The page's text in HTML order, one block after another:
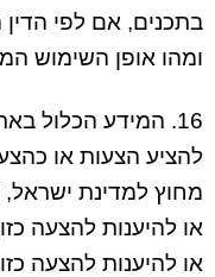
בתכנים, אם לפי
ומהו אופן השימוש
16. המידע הכלול
להציע הצעות או
מחוץ למדינת
או להיענות להצעה
או להיענות להצעה